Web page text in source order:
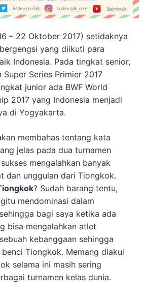
– 22 Oktober 2017) setidaknya
yang diikuti para
Indonesia. Pada tingkat senior,
Super Series Primier 2017
junior ada BWF World
2017 yang Indonesia menjadi
di Yogyakarta.
membahas tentang kata
jelas pada dua turnamen
mengalahkan banyak
dan unggulan dari Tiongkok.
? Sudah barang tentu,
mendominasi dalam
bagi saya ketika ada
bisa mengalahkan atlet
kebanggaan sehingga
Tiongkok. Memang diakui
selama ini masih sering
turnamen kelas dunia.